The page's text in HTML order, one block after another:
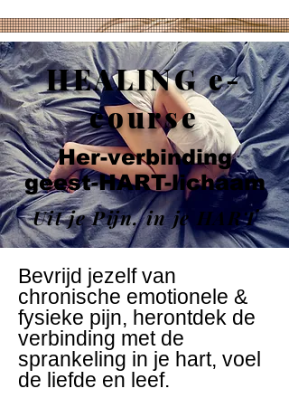
HEALING e-
course
Her-verbinding
geest-HART-lichaam
Uit je Pijn, in je HART
Bevrijd jezelf van
chronische emotionele &
fysieke pijn, herontdek de
verbinding met de
sprankeling in je hart, voel
de liefde en leef.